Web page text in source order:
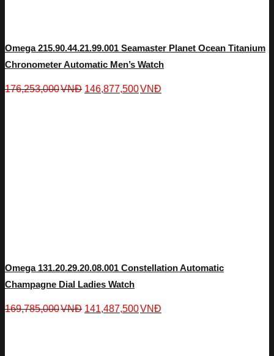
Omega 215.90.44.21.99.001 Seamaster Planet Ocean Titanium
Chronometer Automatic Men’s Watch
176,253,000VNĐ 146,877,500VNĐ
Omega 131.20.29.20.08.001 Constellation Automatic
Champagne Dial Ladies Watch
169,785,000VNĐ 141,487,500VNĐ